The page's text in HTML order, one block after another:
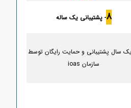
8- پشتیبانی یک ساله
سال پشتیبانی و حمایت رایگان توسط
سازمان ioas